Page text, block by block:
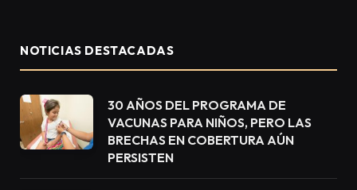
NOTICIAS DESTACADAS
30 AÑOS DEL PROGRAMA DE
VACUNAS PARA NIÑOS, PERO LAS
BRECHAS EN COBERTURA AÚN
PERSISTEN